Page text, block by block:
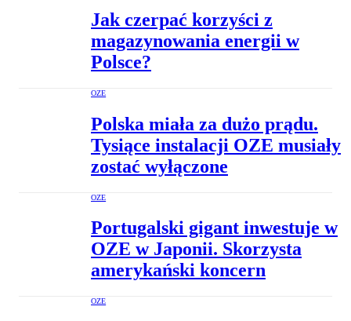
Jak czerpać korzyści z
magazynowania energii w
Polsce?
OZE
Polska miała za dużo prądu.
Tysiące instalacji OZE musiały
zostać wyłączone
OZE
Portugalski gigant inwestuje w
OZE w Japonii. Skorzysta
amerykański koncern
OZE